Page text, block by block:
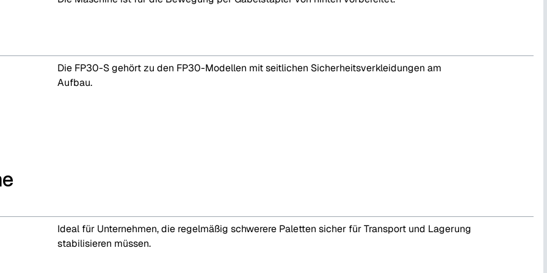
Die FP30-S gehört zu den FP30-Modellen mit seitlichen Sicherheitsverkleidungen am
Aufbau.
Ideal für Unternehmen, die regelmäßig schwerere Paletten sicher für Transport und Lagerung
stabilisieren müssen.